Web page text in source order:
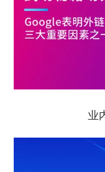
业